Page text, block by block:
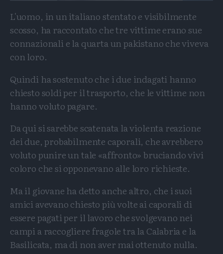
L'uomo, in un italiano stentato e visibilmente
scosso, ha raccontato che tre vittime erano sue
connazionali e la quarta un pakistano che viveva
con loro.
Quindi ha sostenuto che i due indagati hanno
chiesto soldi per il trasporto, che le vittime non
hanno voluto pagare.
Da qui si sarebbe scatenata la violenta reazione
dei due, probabilmente caporali, che avrebbero
voluto punire un tale «affronto» bruciando vivi
coloro che si opponevano alle loro richieste.
Ma il giovane ha detto anche altro, che i suoi
amici avevano chiesto più volte ai caporali di
essere pagati per il lavoro che svolgevano nei
campi a raccogliere fragole tra la Calabria e la
Basilicata, ma di non aver mai ottenuto nulla.